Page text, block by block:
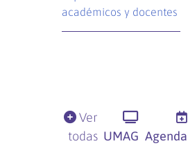
académicos y docentes
Ver
todas UMAG Agenda